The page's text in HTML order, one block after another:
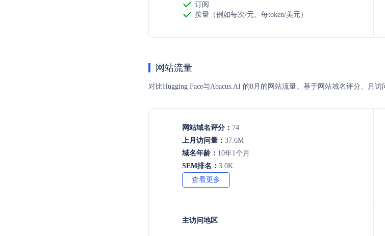
订阅
按量（例如每次/元、每token/美元）
网站流量
对比Hugging Face与Abacus.AI 的8月的网站流量。基于网站域名评分、月
网站域名评分： 74
上月访问量： 37.6M
域名年龄： 10年1个月
SEM排名： 3.0K
查看更多
主访问地区